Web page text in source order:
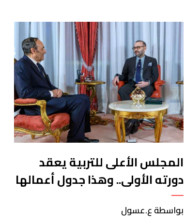
اجتماع قيادته السبت الاخير انه ” يتطلع إلى ترجمة
الحكومة لإحدى وعودها وتعهداتها بإقرار فاتح
السنة الامازيغية عيدا وطنيا وعطلة […]
المجلس الأعلى للتربية يعقد
دورته الأولى.. وهذا جدول أعمالها
بواسطة ع.عسول